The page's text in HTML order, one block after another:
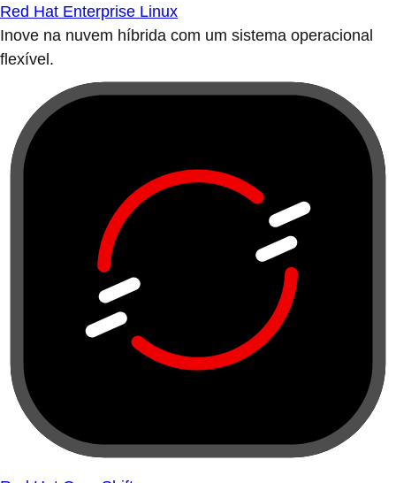
Red Hat Enterprise Linux
Inove na nuvem híbrida com um sistema operacional
flexível.